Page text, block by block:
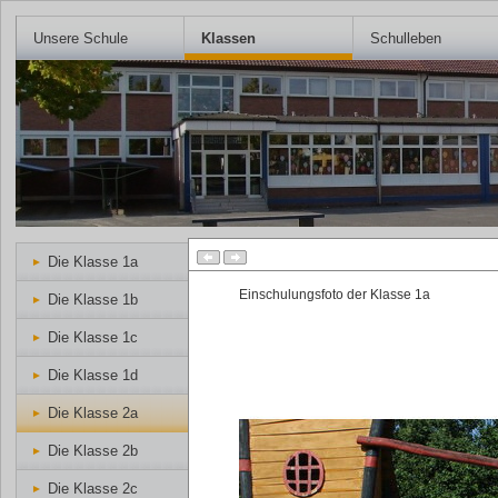
Unsere Schule Klassen Schulleben
Die Klasse 2a
Die Klasse 1a
Die Klasse 1b
Die Klasse 1c
Die Klasse 1d
Die Klasse 2a
Die Klasse 2b
Die Klasse 2c
Einschulungsfoto der Klasse 1a